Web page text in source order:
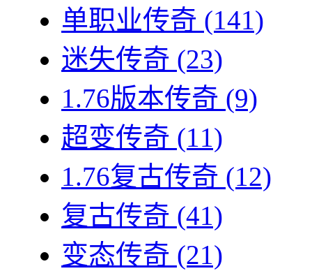
单职业传奇 (141)
迷失传奇 (23)
1.76版本传奇 (9)
超变传奇 (11)
1.76复古传奇 (12)
复古传奇 (41)
变态传奇 (21)